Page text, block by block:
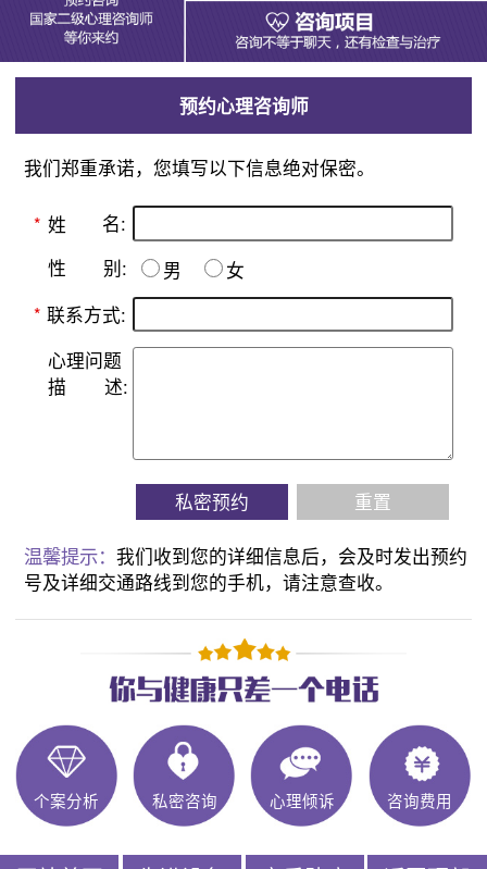
预约心理咨询师
我们郑重承诺，您填写以下信息绝对保密。
* 姓 名:
性 别: 男
女
* 联系方式:
心理问题
描
述:
私密预约 重置
温馨提示：我们收到您的详细信息后，会及时发出预约
号及详细交通路线到您的手机，请注意查收。
个案分析 私密咨询 心理倾诉 咨询费用